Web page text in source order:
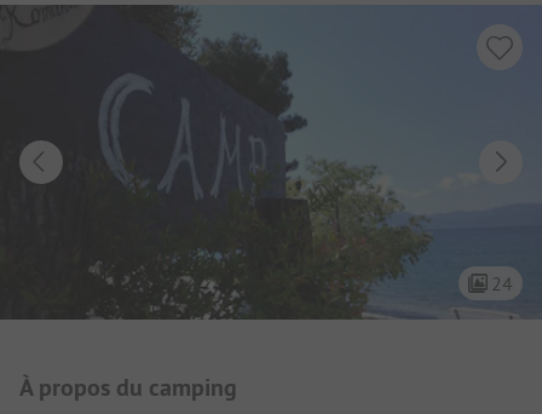
24
Présentation du camping
À propos du camping